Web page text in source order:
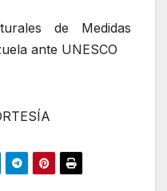
de Medidas
ante UNESCO